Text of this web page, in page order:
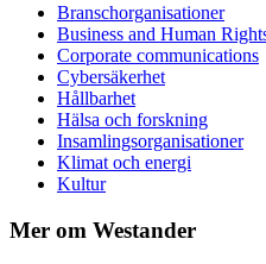
Branschorganisationer
Business and Human
Corporate communications
Cybersäkerhet
Hållbarhet
Hälsa och forskning
Insamlingsorganisationer
Klimat och energi
Kultur
Mer om Westander